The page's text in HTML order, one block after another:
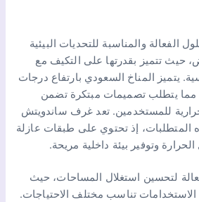
الفعالة والمناسبة للتحديات البيئية
حيث تتميز بقدرتها على التكيف مع
يتميز المناخ السعودي بارتفاع درجات
مما يتطلب تصميمات مبتكرة تضمن
للمستخدمين. تعد غرف ساندويتش
المتطلبات، إذ تحتوي على طبقات عازلة
وتوفير بيئة داخلية مريحة.
لتحسين استغلال المساحات، حيث
تناسب مختلف الاحتياجات.